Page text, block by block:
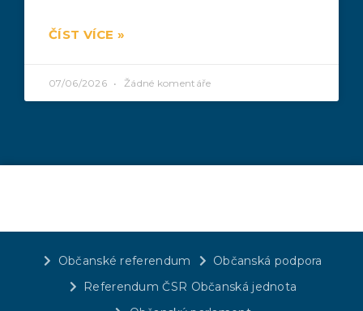
ČÍST VÍCE »
07/06/2026 Žádné komentáře
Občanské referendum
Občanská podpora
Referendum ČSR Občanská jednota